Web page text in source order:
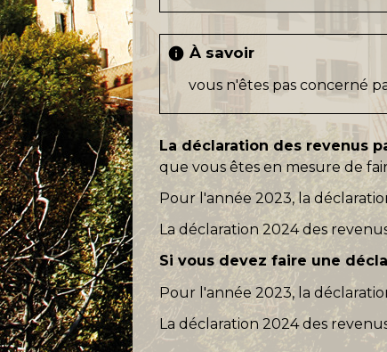
info À savoir
vous n'êtes pas concerné
La déclaration des revenus
que vous êtes en mesure de
Pour l'année 2023, la
La déclaration 2024 des
Si vous devez faire une
Pour l'année 2023, la
La déclaration 2024 des